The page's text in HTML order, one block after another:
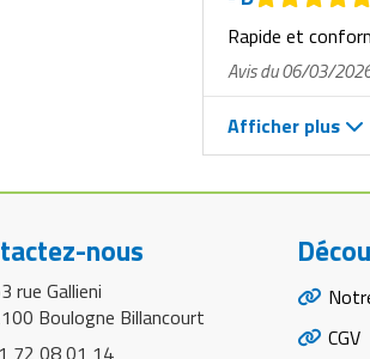
Rapide et
Avis du 06/03/
Afficher plus
nous
rue Gallieni
Boulogne Billancourt
CGV